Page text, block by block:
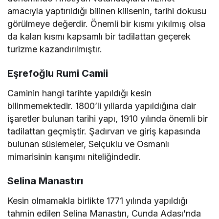
amacıyla yaptırıldığı bilinen kilisenin, tarihi dokusu
görülmeye değerdir. Önemli bir kısmı yıkılmış olsa
da kalan kısmı kapsamlı bir tadilattan geçerek
turizme kazandırılmıştır.
Eşrefoğlu Rumi Camii
Caminin hangi tarihte yapıldığı kesin
bilinmemektedir. 1800’li yıllarda yapıldığına dair
işaretler bulunan tarihi yapı, 1910 yılında önemli bir
tadilattan geçmiştir. Şadırvan ve giriş kapasında
bulunan süslemeler, Selçuklu ve Osmanlı
mimarisinin karışımı niteliğindedir.
Selina Manastırı
Kesin olmamakla birlikte 1771 yılında yapıldığı
tahmin edilen Selina Manastırı, Cunda Adası’nda